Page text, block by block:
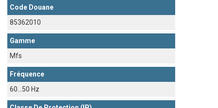
Code Douane
85362010
Gamme
Mfs
Fréquence
60...50 Hz